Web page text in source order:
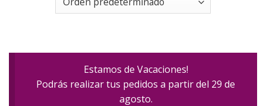
Estamos de Vacaciones!
Podrás realizar tus pedidos a partir del 29 de
agosto.